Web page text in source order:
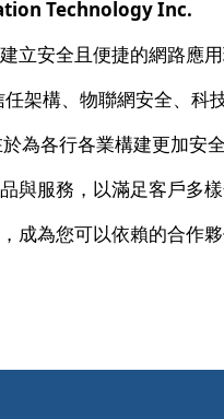
Technology Inc.
立安全且便捷的網路應
架構、物聯網安全、科
為各行各業構建更加安
與服務，以滿足客戶多
成為您可以依賴的合作夥